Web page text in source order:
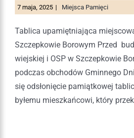
7 maja, 2025 | Miejsca Pamięci
Tablica upamiętniająca
Szczepkowie Borowym Przed
wiejskiej i OSP w Szczepkowie
podczas obchodów Gminnego
się odsłonięcie pamiątkowej
byłemu mieszkańcowi, który